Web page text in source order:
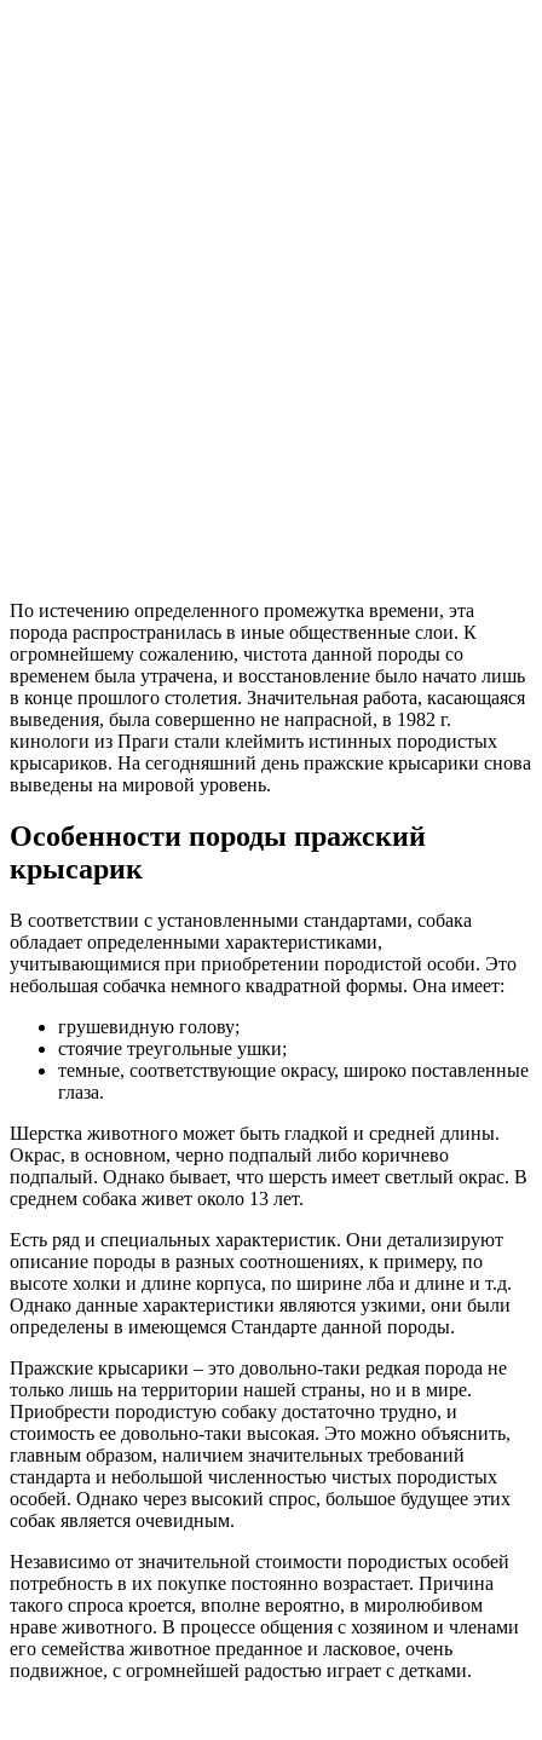
По истечению определенного промежутка времени, эта
порода распространилась в иные общественные слои. К
огромнейшему сожалению, чистота данной породы со
временем была утрачена, и восстановление было начато лишь
в конце прошлого столетия. Значительная работа, касающаяся
выведения, была совершенно не напрасной, в 1982 г.
кинологи из Праги стали клеймить истинных породистых
крысариков. На сегодняшний день пражские крысарики снова
выведены на мировой уровень.
Особенности породы пражский
крысарик
В соответствии с установленными стандартами, собака
обладает определенными характеристиками,
учитывающимися при приобретении породистой особи. Это
небольшая собачка немного квадратной формы. Она имеет:
грушевидную голову;
стоячие треугольные ушки;
темные, соответствующие окрасу, широко поставленные
глаза.
Шерстка животного может быть гладкой и средней длины.
Окрас, в основном, черно подпалый либо коричнево
подпалый. Однако бывает, что шерсть имеет светлый окрас. В
среднем собака живет около 13 лет.
Есть ряд и специальных характеристик. Они детализируют
описание породы в разных соотношениях, к примеру, по
высоте холки и длине корпуса, по ширине лба и длине и т.д.
Однако данные характеристики являются узкими, они были
определены в имеющемся Стандарте данной породы.
Пражские крысарики – это довольно-таки редкая порода не
только лишь на территории нашей страны, но и в мире.
Приобрести породистую собаку достаточно трудно, и
стоимость ее довольно-таки высокая. Это можно объяснить,
главным образом, наличием значительных требований
стандарта и небольшой численностью чистых породистых
особей. Однако через высокий спрос, большое будущее этих
собак является очевидным.
Независимо от значительной стоимости породистых особей
потребность в их покупке постоянно возрастает. Причина
такого спроса кроется, вполне вероятно, в миролюбивом
нраве животного. В процессе общения с хозяином и членами
его семейства животное преданное и ласковое, очень
подвижное, с огромнейшей радостью играет с детками.